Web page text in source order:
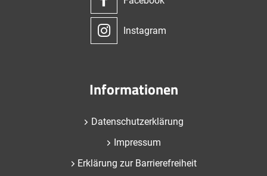
Instagram
Informationen
Datenschutzerklärung
Impressum
Erklärung zur Barrierefreiheit